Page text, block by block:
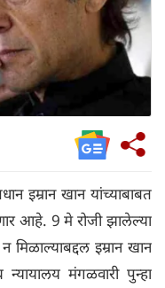
इम्रान खान यांच्याबाबत
आहे. 9 मे रोजी झालेल्या
मिळाल्याबद्दल इम्रान खान
मंगळवारी पुन्हा